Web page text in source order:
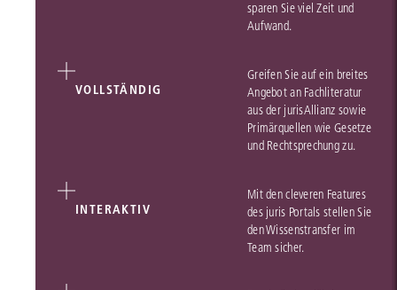
sparen Sie viel Zeit und
Aufwand.
VOLLSTÄNDIG
Greifen Sie auf ein breites
Angebot an Fachliteratur
aus der jurisAllianz sowie
Primärquellen wie Gesetze
und Rechtsprechung zu.
INTERAKTIV
Mit den cleveren Features
des juris Portals stellen Sie
den Wissenstransfer im
Team sicher.